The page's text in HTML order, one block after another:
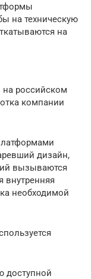
на техническую
на
российском
компании
дизайн,
вызываются
внутренняя
необходимой
доступной